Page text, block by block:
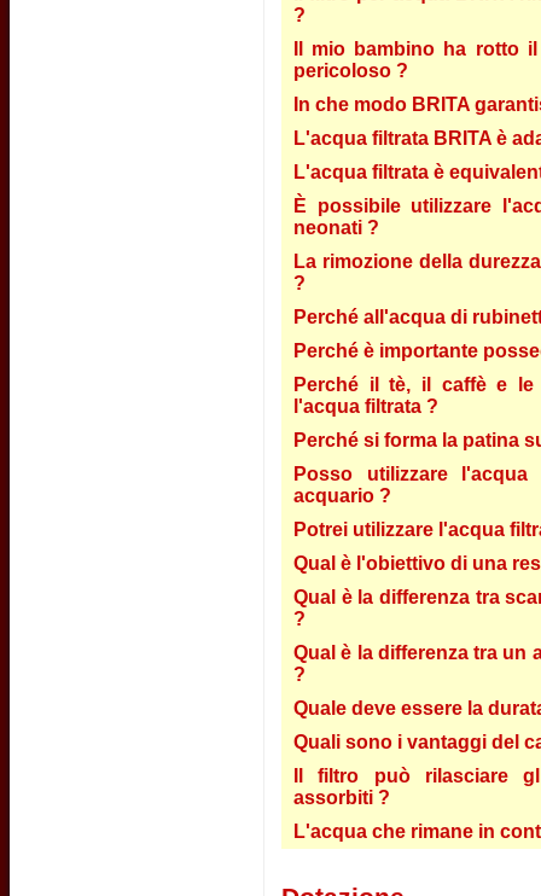
?
Il mio bambino ha rotto
pericoloso ?
In che modo BRITA
L'acqua filtrata BRITA è
L'acqua filtrata è
È possibile utilizzare
neonati ?
La rimozione della
?
Perché all'acqua di
Perché è importante
Perché il tè, il caffè e
l'acqua filtrata ?
Perché si forma la patina
Posso utilizzare
acquario ?
Potrei utilizzare l'acqua
Qual è l'obiettivo di una
Qual è la differenza tra
?
Qual è la differenza tra un
?
Quale deve essere la
Quali sono i vantaggi del
Il filtro può rilasciare
assorbiti ?
L'acqua che rimane in